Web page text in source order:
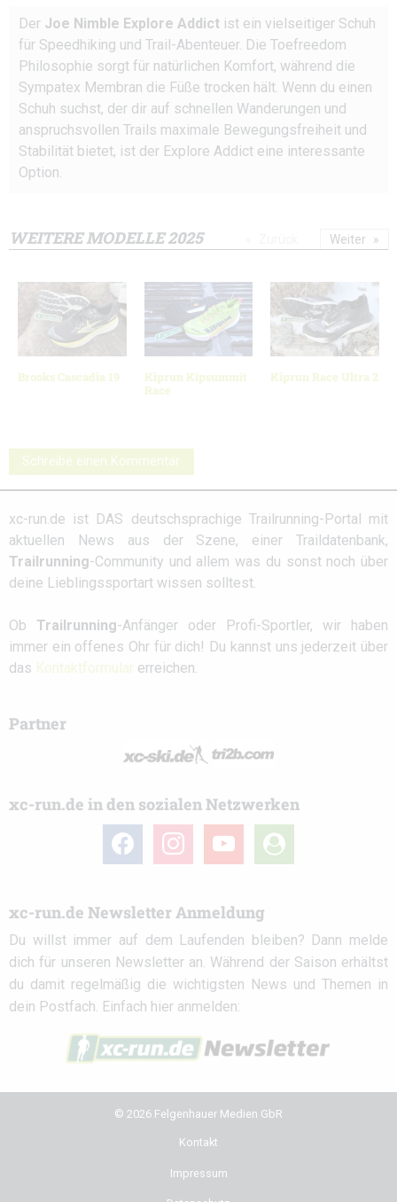
Der Joe Nimble Explore Addict ist ein vielseitiger Schuh
für Speedhiking und Trail-Abenteuer. Die Toefreedom
Philosophie sorgt für natürlichen Komfort, während die
Sympatex Membran die Füße trocken hält. Wenn du einen
Schuh suchst, der dir auf schnellen Wanderungen und
anspruchsvollen Trails maximale Bewegungsfreiheit und
Stabilität bietet, ist der Explore Addict eine interessante
Option.
WEITERE MODELLE 2025
Brooks Cascadia 19
Kiprun Kipsummit
Race
Kiprun Race Ultra 2
Weiter
Schreibe einen Kommentar
xc-run.de ist DAS deutschsprachige Trailrunning-Portal mit
aktuellen News aus der Szene, einer Traildatenbank,
Trailrunning-Community und allem was du sonst noch über
deine Lieblingssportart wissen solltest.
Ob Trailrunning-Anfänger oder Profi-Sportler, wir haben
immer ein offenes Ohr für dich! Du kannst uns jederzeit über
das Kontaktformular erreichen.
Partner
xc-run.de in den sozialen Netzwerken
facebook instagramyoutube
user-
circle
xc-run.de Newsletter Anmeldung
Du willst immer auf dem Laufenden bleiben? Dann melde
dich für unseren Newsletter an. Während der Saison erhältst
du damit regelmäßig die wichtigsten News und Themen in
dein Postfach. Einfach hier anmelden:
© 2026 Felgenhauer Medien GbR
Kontakt
Impressum